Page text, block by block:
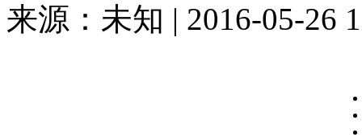
来源：未知 | 2016-05-26